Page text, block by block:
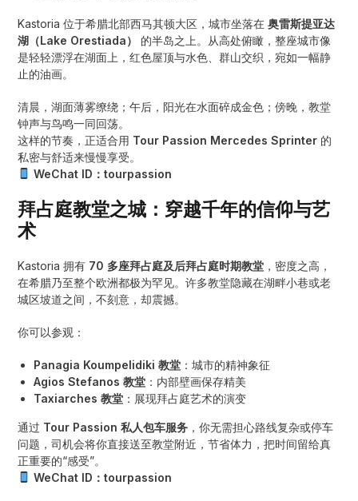
Kastoria 位于希腊北部西马其顿大区，城市坐落在奥雷斯提亚达
湖（Lake Orestiada）
的半岛之上。从高处俯瞰，整座城市像
是轻轻漂浮在湖面上，红色屋顶与水色、群山交织，宛如一幅静
止的油画。
清晨，湖面薄雾缭绕；午后，阳光在水面碎成金色；傍晚，教堂
钟声与鸟鸣一同回荡。
这样的节奏，正适合用 Tour Passion Mercedes Sprinter 的
私密与舒适来慢慢享受。
WeChat ID：tourpassion
拜占庭教堂之城：穿越千年的信仰与艺
术
Kastoria 拥有 70 多座拜占庭及后拜占庭时期教堂 ，密度之高，
在希腊乃至整个欧洲都极为罕见。许多教堂隐藏在湖畔小巷或老
城区坡道之间，不刻意，却震撼。
你可以参观：
Panagia Koumpelidiki 教堂 ：城市的精神象征
Agios Stefanos 教堂 ：内部壁画保存精美
Taxiarches 教堂 ：展现拜占庭艺术的演变
通过 Tour Passion 私人包车服务 ，你无需担心路线复杂或停车
问题，司机会将你直接送至教堂附近，节省体力，把时间留给真
正重要的“感受”。
WeChat ID：tourpassion